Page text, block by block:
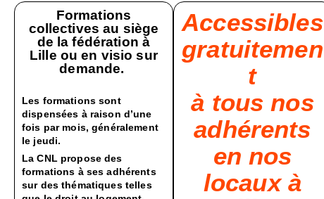
Formations
collectives au siège
de la fédération à
Lille ou en visio sur
demande.
Les formations sont
dispensées à raison d’une
fois par mois, généralement
le jeudi.
La CNL propose des
formations à ses adhérents
sur des thématiques telles
Accessibles
gratuitemen
t
à tous nos
adhérents
en nos
locaux à